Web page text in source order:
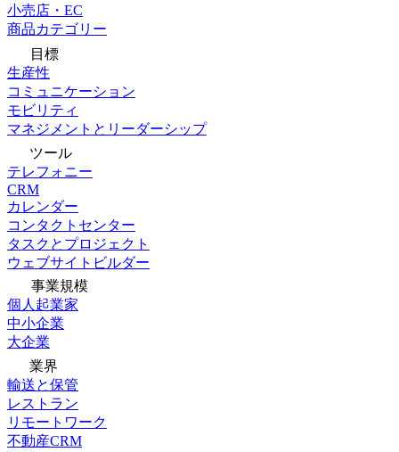
小売店・EC
商品カテゴリー
目標
生産性
コミュニケーション
モビリティ
マネジメントとリーダーシップ
ツール
テレフォニー
CRM
カレンダー
コンタクトセンター
タスクとプロジェクト
ウェブサイトビルダー
事業規模
個人起業家
中小企業
大企業
業界
輸送と保管
レストラン
リモートワーク
不動産CRM